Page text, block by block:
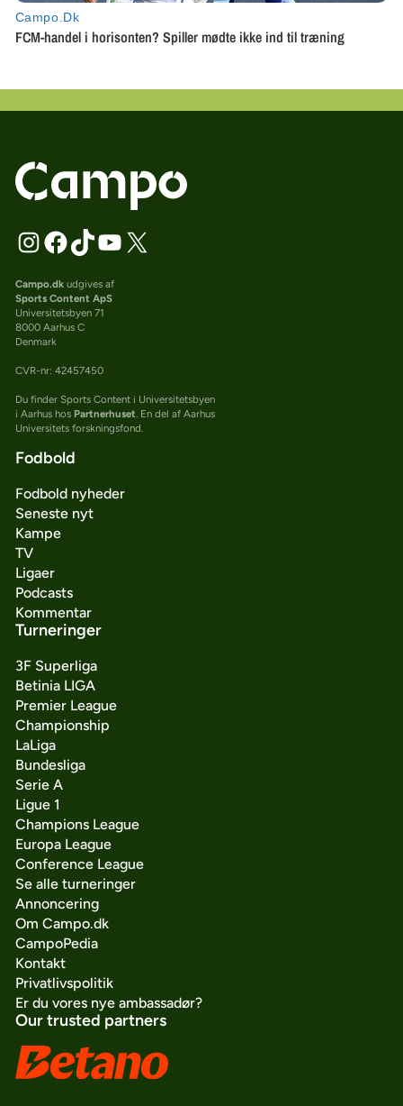
Campo.dkudgives af
Sports Content ApS
Universitetsbyen 71
8000 Aarhus C
Denmark
CVR-nr: 42457450
Du finder Sports Content i Universitetsbyen
i Aarhus hos Partnerhuset. En del af Aarhus
Universitets forskningsfond.
Fodbold
Fodbold nyheder
Seneste nyt
Kampe
TV
Ligaer
Podcasts
Kommentar
Turneringer
3F Superliga
Betinia LIGA
Premier League
Championship
LaLiga
Bundesliga
Serie A
Ligue 1
Champions League
Europa League
Conference League
Se alle turneringer
Annoncering
Om Campo.dk
CampoPedia
Kontakt
Privatlivspolitik
Er du vores nye ambassadør?
Our trusted partners